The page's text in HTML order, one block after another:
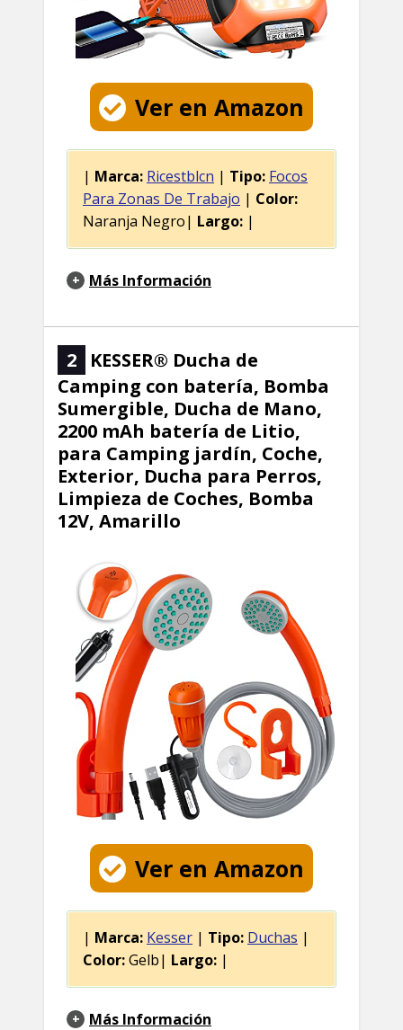
Ver en Amazon
| Marca: Ricestblcn | Tipo: Focos
Para Zonas De Trabajo | Color:
Naranja Negro| Largo: |
Más Información
2
KESSER® Ducha de
Camping con batería, Bomba
Sumergible, Ducha de Mano,
2200 mAh batería de Litio,
para Camping jardín, Coche,
Exterior, Ducha para Perros,
Limpieza de Coches, Bomba
12V, Amarillo
Ver en Amazon
| Marca: Kesser | Tipo: Duchas |
Color:Gelb| Largo: |
Más Información